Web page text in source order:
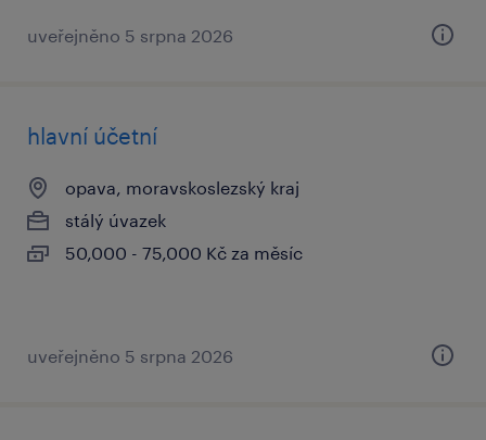
uveřejněno 5 srpna 2026
hlavní účetní
opava, moravskoslezský kraj
stálý úvazek
50,000 - 75,000 Kč za měsíc
uveřejněno 5 srpna 2026